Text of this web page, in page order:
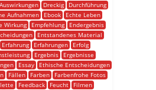
Dreckig
Durchführung
Aufnahmen Ebook
Echte Leben
Wirkung Empfehlung
Endergebnis
Entstandenes Material
Erfahrung Erfahrungen
Erfolg
Ergebnis
Ergebnisse
Essay
Ethische Entscheidungen
Fällen Farben
Farbenfrohe Fotos
Feedback Feucht
Filmen